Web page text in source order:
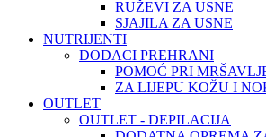
RUŽEVI ZA USNE
SJAJILA ZA USNE
NUTRIJENTI
DODACI PREHRANI
POMOĆ PRI
ZA LIJEPU KOŽU I
OUTLET
OUTLET - DEPILACIJA